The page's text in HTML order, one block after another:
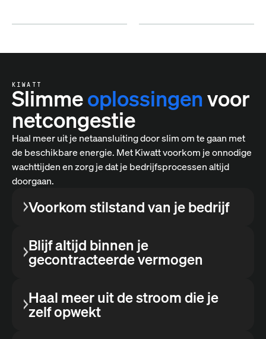
KIWATT
Slimmeoplossingenvoor
netcongestie
Haal meer uit je netaansluiting door slim om te gaan met
de beschikbare energie. Met Kiwatt voorkom je onnodige
wachttijden en zorg je dat je bedrijfsprocessen altijd
doorgaan.
Voorkom stilstand van je bedrijf
Blijf altijd binnen je
gecontracteerde vermogen
Haal meer uit de stroom die je
zelf opwekt